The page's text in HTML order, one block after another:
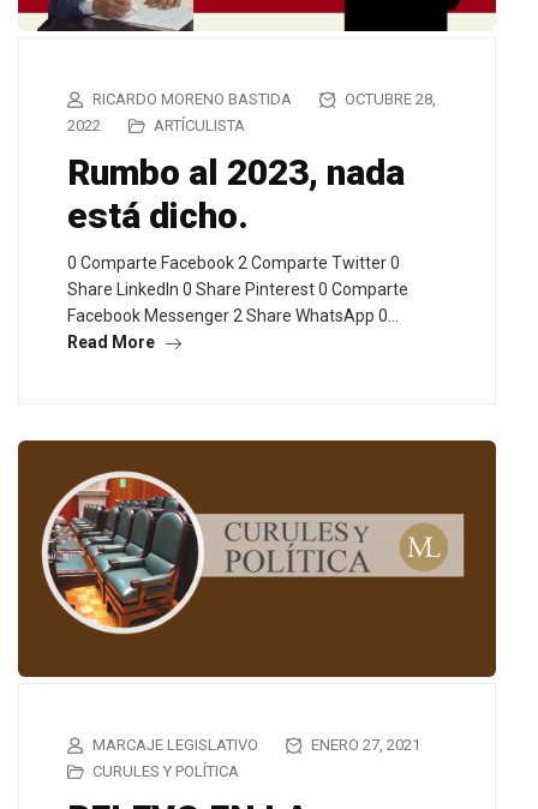
RICARDO MORENO BASTIDA
OCTUBRE 28,
2022
ARTÍCULISTA
Rumbo al 2023, nada
está dicho.
0 Comparte Facebook 2 Comparte Twitter 0
Share LinkedIn 0 Share Pinterest 0 Comparte
Facebook Messenger 2 Share WhatsApp 0…
Read More
MARCAJE LEGISLATIVO
ENERO 27, 2021
CURULES Y POLÍTICA